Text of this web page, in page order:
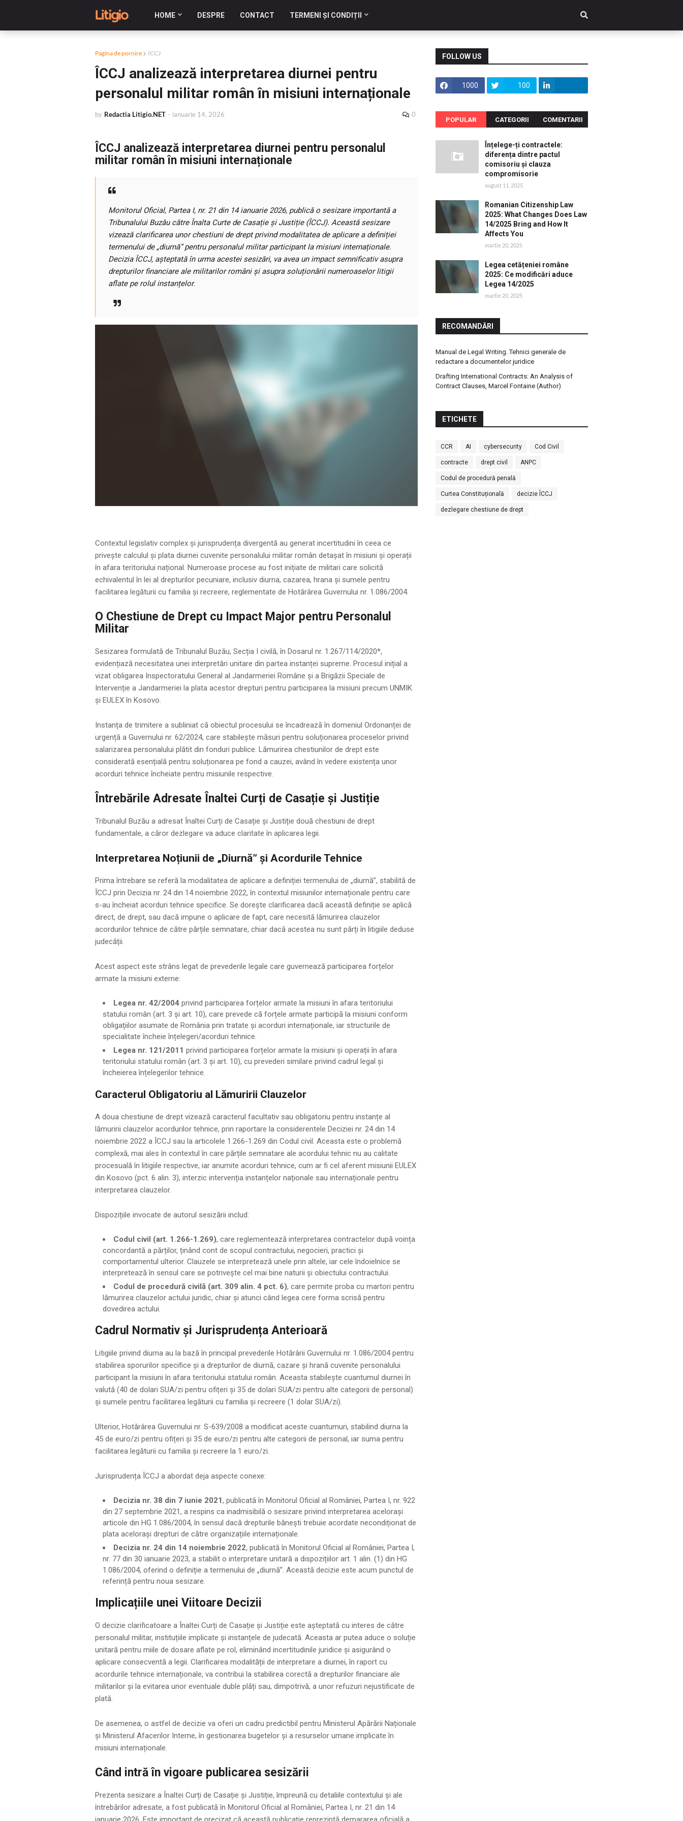
HOME DESPRE CONTACT TERMENI ȘI CONDIȚII
Pagina de pornire ICCJ
ÎCCJ analizează interpretarea diurnei pentru
personalul militar român în misiuni internaționale
by Redactia Litigio.NET - ianuarie 14, 2026 0
ÎCCJ analizează interpretarea diurnei pentru personalul
militar român în misiuni internaționale
Monitorul Oficial, Partea I, nr. 21 din 14 ianuarie 2026, publică o sesizare importantă a
Tribunalului Buzău către Înalta Curte de Casație și Justiție (ÎCCJ). Această sesizare
vizează clarificarea unor chestiuni de drept privind modalitatea de aplicare a definiției
termenului de „diurnă” pentru personalul militar participant la misiuni internaționale.
Decizia ÎCCJ, așteptată în urma acestei sesizări, va avea un impact semnificativ asupra
drepturilor financiare ale militarilor români și asupra soluționării numeroaselor litigii
aflate pe rolul instanțelor.
Contextul legislativ complex și jurisprudența divergentă au generat incertitudini în ceea ce
privește calculul și plata diurnei cuvenite personalului militar român detașat în misiuni și operații
în afara teritoriului național. Numeroase procese au fost inițiate de militari care solicită
echivalentul în lei al drepturilor pecuniare, inclusiv diurna, cazarea, hrana și sumele pentru
facilitarea legăturii cu familia și recreere, reglementate de Hotărârea Guvernului nr. 1.086/2004.
O Chestiune de Drept cu Impact Major pentru Personalul
Militar
Sesizarea formulată de Tribunalul Buzău, Secția I civilă, în Dosarul nr. 1.267/114/2020*,
evidențiază necesitatea unei interpretări unitare din partea instanței supreme. Procesul inițial a
vizat obligarea Inspectoratului General al Jandarmeriei Române și a Brigăzii Speciale de
Intervenție a Jandarmeriei la plata acestor drepturi pentru participarea la misiuni precum UNMIK
și EULEX în Kosovo.
Instanța de trimitere a subliniat că obiectul procesului se încadrează în domeniul Ordonanței de
urgență a Guvernului nr. 62/2024, care stabilește măsuri pentru soluționarea proceselor privind
salarizarea personalului plătit din fonduri publice. Lămurirea chestiunilor de drept este
considerată esențială pentru soluționarea pe fond a cauzei, având în vedere existența unor
acorduri tehnice încheiate pentru misiunile respective.
Întrebările Adresate Înaltei Curți de Casație și Justiție
Tribunalul Buzău a adresat Înaltei Curți de Casație și Justiție două chestiuni de drept
fundamentale, a căror dezlegare va aduce claritate în aplicarea legii.
Interpretarea Noțiunii de „Diurnă” și Acordurile Tehnice
Prima întrebare se referă la modalitatea de aplicare a definiției termenului de „diurnă”, stabilită de
ÎCCJ prin Decizia nr. 24 din 14 noiembrie 2022, în contextul misiunilor internaționale pentru care
s-au încheiat acorduri tehnice specifice. Se dorește clarificarea dacă această definiție se aplică
direct, de drept, sau dacă impune o aplicare de fapt, care necesită lămurirea clauzelor
acordurilor tehnice de către părțile semnatare, chiar dacă acestea nu sunt părți în litigiile deduse
judecății.
Acest aspect este strâns legat de prevederile legale care guvernează participarea forțelor
armate la misiuni externe:
Legea nr. 42/2004 privind participarea forțelor armate la misiuni în afara teritoriului
statului român (art. 3 și art. 10), care prevede că forțele armate participă la misiuni conform
obligațiilor asumate de România prin tratate și acorduri internaționale, iar structurile de
specialitate încheie înțelegeri/acorduri tehnice.
Legea nr. 121/2011 privind participarea forțelor armate la misiuni și operații în afara
teritoriului statului român (art. 3 și art. 10), cu prevederi similare privind cadrul legal și
încheierea înțelegerilor tehnice.
Caracterul Obligatoriu al Lămuririi Clauzelor
A doua chestiune de drept vizează caracterul facultativ sau obligatoriu pentru instanțe al
lămuririi clauzelor acordurilor tehnice, prin raportare la considerentele Deciziei nr. 24 din 14
noiembrie 2022 a ÎCCJ sau la articolele 1.266-1.269 din Codul civil. Aceasta este o problemă
complexă, mai ales în contextul în care părțile semnatare ale acordului tehnic nu au calitate
procesuală în litigiile respective, iar anumite acorduri tehnice, cum ar fi cel aferent misiunii EULEX
din Kosovo (pct. 6 alin. 3), interzic intervenția instanțelor naționale sau internaționale pentru
interpretarea clauzelor.
Dispozițiile invocate de autorul sesizării includ:
Codul civil (art. 1.266-1.269), care reglementează interpretarea contractelor după voința
concordantă a părților, ținând cont de scopul contractului, negocieri, practici și
comportamentul ulterior. Clauzele se interpretează unele prin altele, iar cele îndoielnice se
interpretează în sensul care se potrivește cel mai bine naturii și obiectului contractului.
Codul de procedură civilă (art. 309 alin. 4 pct. 6), care permite proba cu martori pentru
lămurirea clauzelor actului juridic, chiar și atunci când legea cere forma scrisă pentru
dovedirea actului.
Cadrul Normativ și Jurisprudența Anterioară
Litigiile privind diurna au la bază în principal prevederile Hotărârii Guvernului nr. 1.086/2004 pentru
stabilirea sporurilor specifice și a drepturilor de diurnă, cazare și hrană cuvenite personalului
participant la misiuni în afara teritoriului statului român. Aceasta stabilește cuantumul diurnei în
valută (40 de dolari SUA/zi pentru ofițeri și 35 de dolari SUA/zi pentru alte categorii de personal)
și sumele pentru facilitarea legăturii cu familia și recreere (1 dolar SUA/zi).
Ulterior, Hotărârea Guvernului nr. S-639/2008 a modificat aceste cuantumuri, stabilind diurna la
45 de euro/zi pentru ofițeri și 35 de euro/zi pentru alte categorii de personal, iar suma pentru
facilitarea legăturii cu familia și recreere la 1 euro/zi.
Jurisprudența ÎCCJ a abordat deja aspecte conexe:
Decizia nr. 38 din 7 iunie 2021, publicată în Monitorul Oficial al României, Partea I, nr. 922
din 27 septembrie 2021, a respins ca inadmisibilă o sesizare privind interpretarea acelorași
articole din HG 1.086/2004, în sensul dacă drepturile bănești trebuie acordate necondiționat de
plata acelorași drepturi de către organizațiile internaționale.
Decizia nr. 24 din 14 noiembrie 2022, publicată în Monitorul Oficial al României, Partea I,
nr. 77 din 30 ianuarie 2023, a stabilit o interpretare unitară a dispozițiilor art. 1 alin. (1) din HG
1.086/2004, oferind o definiție a termenului de „diurnă”. Această decizie este acum punctul de
referință pentru noua sesizare.
Implicațiile unei Viitoare Decizii
O decizie clarificatoare a Înaltei Curți de Casație și Justiție este așteptată cu interes de către
personalul militar, instituțiile implicate și instanțele de judecată. Aceasta ar putea aduce o soluție
unitară pentru miile de dosare aflate pe rol, eliminând incertitudinile juridice și asigurând o
aplicare consecventă a legii. Clarificarea modalității de interpretare a diurnei, în raport cu
acordurile tehnice internaționale, va contribui la stabilirea corectă a drepturilor financiare ale
militarilor și la evitarea unor eventuale duble plăți sau, dimpotrivă, a unor refuzuri nejustificate de
plată.
De asemenea, o astfel de decizie va oferi un cadru predictibil pentru Ministerul Apărării Naționale
și Ministerul Afacerilor Interne, în gestionarea bugetelor și a resurselor umane implicate în
misiuni internaționale.
Când intră în vigoare publicarea sesizării
Prezenta sesizare a Înaltei Curți de Casație și Justiție, împreună cu detaliile contextului și ale
întrebărilor adresate, a fost publicată în Monitorul Oficial al României, Partea I, nr. 21 din 14
FOLLOW US
1000 100
POPULAR CATEGORII COMENTARII
Înțelege-ți contractele:
diferența dintre pactul
comisoriu și clauza
compromisorie
august 11, 2025
Romanian Citizenship Law
2025: What Changes Does Law
14/2025 Bring and How It
Affects You
martie 20, 2025
Legea cetățeniei române
2025: Ce modificări aduce
Legea 14/2025
martie 20, 2025
RECOMANDĂRI
Manual de Legal Writing. Tehnici generale de
redactare a documentelor juridice
Drafting International Contracts: An Analysis of
Contract Clauses, Marcel Fontaine (Author)
ETICHETE
CCR AI cybersecurity Cod Civil
contracte drept civil ANPC
Codul de procedură penală
Curtea Constituțională decizie ÎCCJ
dezlegare chestiune de drept